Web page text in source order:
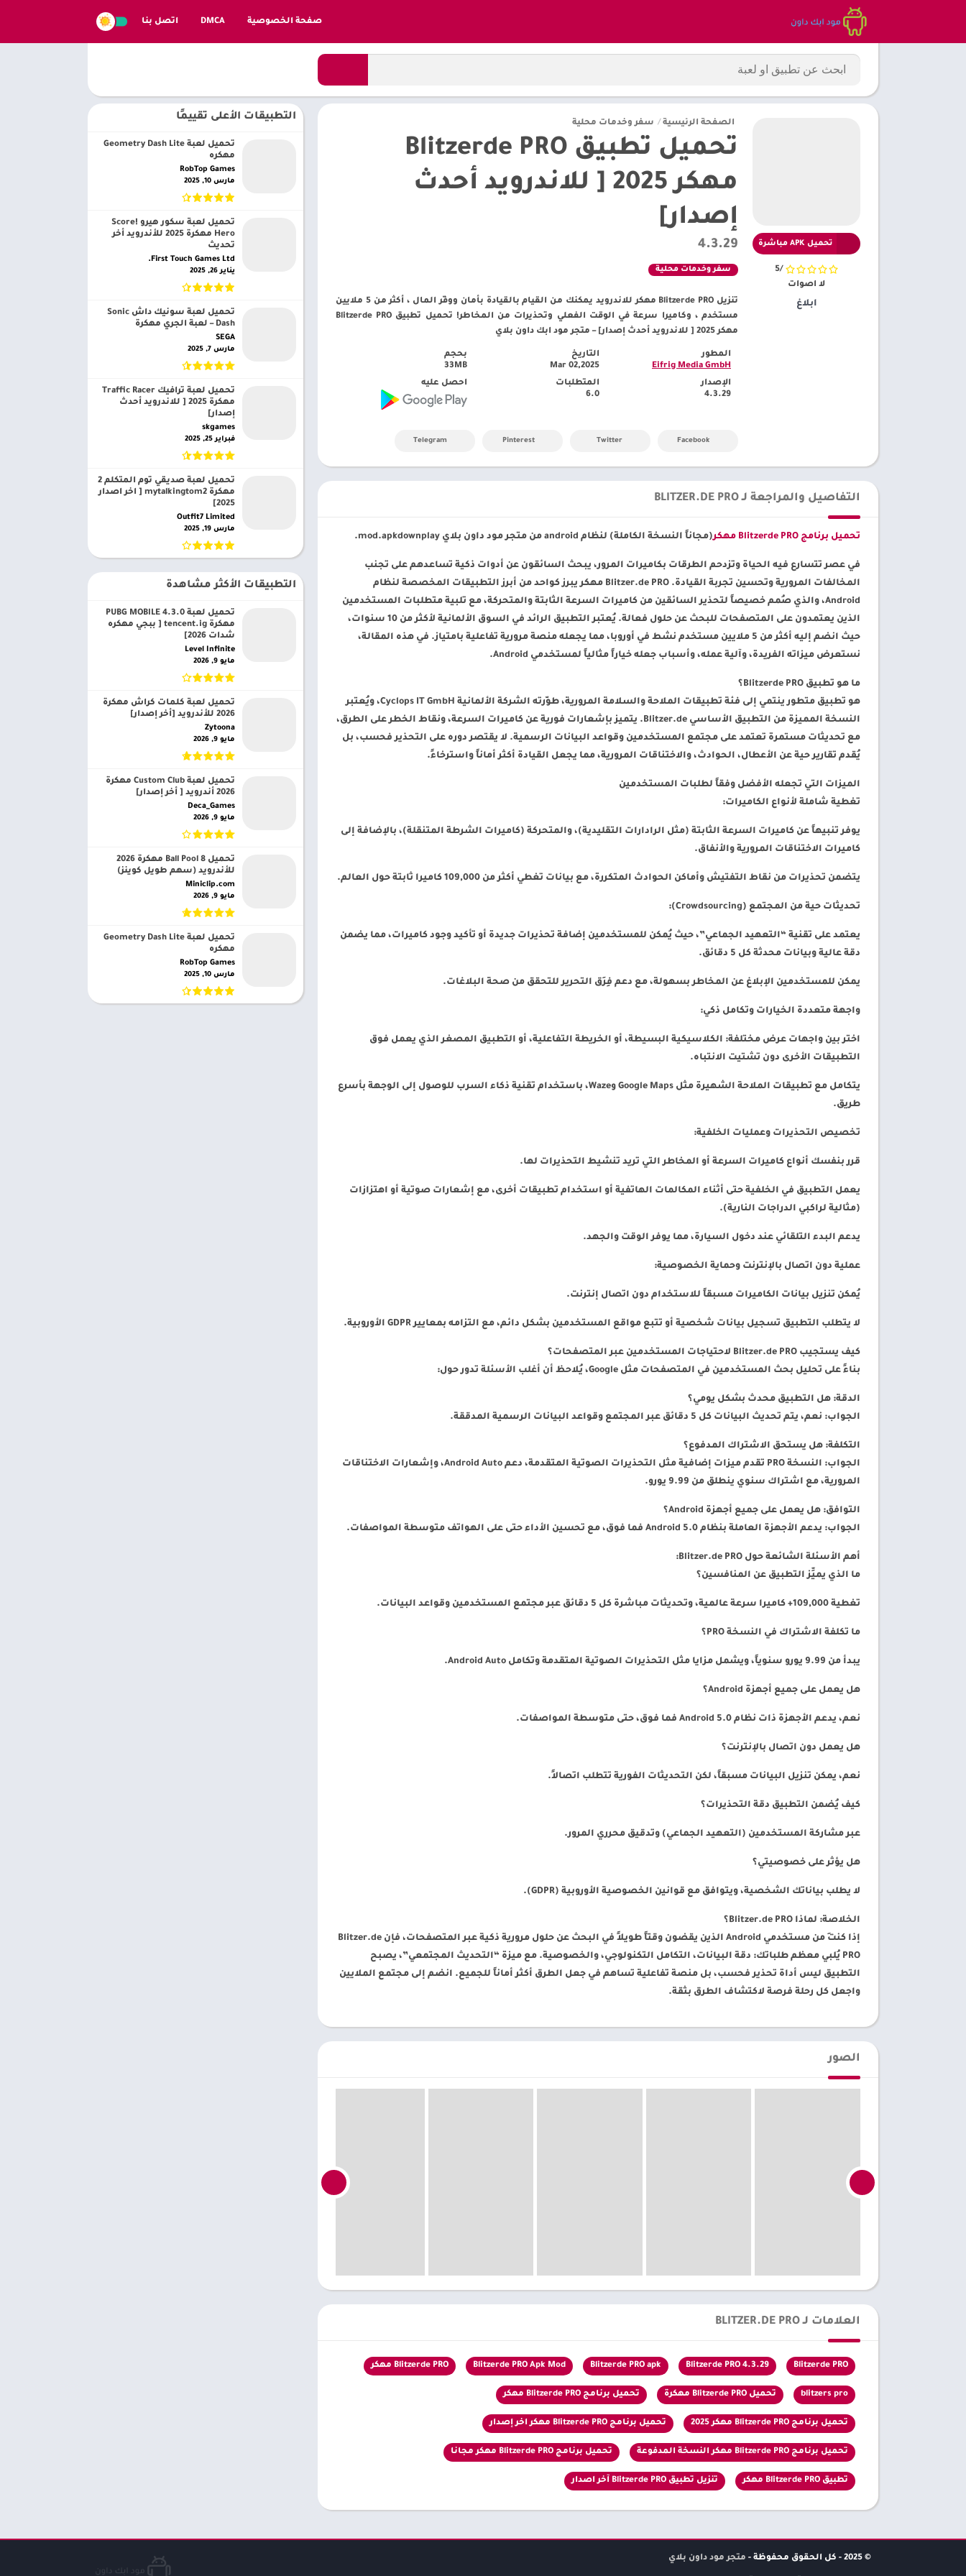
صفحة الخصوصية DMCA اتصل بنا
الصفحة الرئيسية / سفر وخدمات محلية
تحميل تطبيق Blitzerde PRO
مهكر 2025 [ للاندرويد أحدث
إصدار]
4.3.29
سفر وخدمات محلية
تنزيل Blitzerde PRO مهكر للاندرويد يمكنك من القيام بالقيادة بأمان ووفّر المال ، أكثر من 5 ملايين
مستخدم ، وكاميرا سرعة في الوقت الفعلي وتحذيرات من المخاطر! تحميل تطبيق Blitzerde PRO
مهكر 2025 [ للاندرويد أحدث إصدار] – متجر مود ابك داون بلاي
تحميل APK مباشرة
/5
لا اصوات
ابلاغ
المطور
Eifrig Media GmbH‏
التاريخ
Mar 02,2025
بحجم
33MB
الإصدار
4.3.29
المتطلبات
6.0
احصل عليه
Facebook
Twitter
Pinterest
Telegram
التفاصيل والمراجعة لـ BLITZER.DE PRO
تحميل برنامج Blitzerde PRO مهكر (مجاناً النسخة الكاملة) لنظام android من متجر مود داون بلاي mod.apkdownplay.
في عصر تتسارع فيه الحياة وتزدحم الطرقات بكاميرات المرور، يبحث السائقون عن أدوات ذكية تساعدهم على تجنب
المخالفات المرورية وتحسين تجربة القيادة. Blitzer.de PRO مهكر يبرز كواحد من أبرز التطبيقات المخصصة لنظام
Android، والذي صُمم خصيصاً لتحذير السائقين من كاميرات السرعة الثابتة والمتحركة، مع تلبية متطلبات المستخدمين
الذين يعتمدون على المتصفحات للبحث عن حلول فعالة. يُعتبر التطبيق الرائد في السوق الألمانية لأكثر من 10 سنوات،
حيث انضم إليه أكثر من 5 ملايين مستخدم نشط في أوروبا، مما يجعله منصة مرورية تفاعلية بامتياز. في هذه المقالة،
نستعرض ميزاته الفريدة، وآلية عمله، وأسباب جعله خياراً مثالياً لمستخدمي Android.
ما هو تطبيق Blitzerde PRO؟
هو تطبيق متطور ينتمي إلى فئة تطبيقات الملاحة والسلامة المرورية، طوّرته الشركة الألمانية Cyclops IT GmbH، ويُعتبر
النسخة المميزة من التطبيق الأساسي Blitzer.de. يتميز بإشعارات فورية عن كاميرات السرعة، ونقاط الخطر على الطرق،
مع تحديثات مستمرة تعتمد على مجتمع المستخدمين وقواعد البيانات الرسمية. لا يقتصر دوره على التحذير فحسب، بل
يُقدم تقارير حية عن الأعطال، الحوادث، والاختناقات المرورية، مما يجعل القيادة أكثر أماناً واسترخاءً.
الميزات التي تجعله الأفضل وفقاً لطلبات المستخدمين
تغطية شاملة لأنواع الكاميرات:
يوفر تنبيهاً عن كاميرات السرعة الثابتة (مثل الرادارات التقليدية)، والمتحركة (كاميرات الشرطة المتنقلة)، بالإضافة إلى
كاميرات الاختناقات المرورية والأنفاق.
يتضمن تحذيرات من نقاط التفتيش وأماكن الحوادث المتكررة، مع بيانات تغطي أكثر من 109,000 كاميرا ثابتة حول العالم.
تحديثات حية من المجتمع (Crowdsourcing):
يعتمد على تقنية “التعهيد الجماعي”، حيث يُمكن للمستخدمين إضافة تحذيرات جديدة أو تأكيد وجود كاميرات، مما يضمن
دقة عالية وبيانات محدثة كل 5 دقائق.
يمكن للمستخدمين الإبلاغ عن المخاطر بسهولة، مع دعم فِرَق التحرير للتحقق من صحة البلاغات.
واجهة متعددة الخيارات وتكامل ذكي:
اختر بين واجهات عرض مختلفة: الكلاسيكية البسيطة، أو الخريطة التفاعلية، أو التطبيق المصغر الذي يعمل فوق
التطبيقات الأخرى دون تشتيت الانتباه.
يتكامل مع تطبيقات الملاحة الشهيرة مثل Google Maps وWaze، باستخدام تقنية ذكاء السرب للوصول إلى الوجهة بأسرع
طريق.
تخصيص التحذيرات وعمليات الخلفية:
قرر بنفسك أنواع كاميرات السرعة أو المخاطر التي تريد تنشيط التحذيرات لها.
يعمل التطبيق في الخلفية حتى أثناء المكالمات الهاتفية أو استخدام تطبيقات أخرى، مع إشعارات صوتية أو اهتزازات
(مثالية لراكبي الدراجات النارية).
يدعم البدء التلقائي عند دخول السيارة، مما يوفر الوقت والجهد.
عملية دون اتصال بالإنترنت وحماية الخصوصية:
يُمكن تنزيل بيانات الكاميرات مسبقاً للاستخدام دون اتصال إنترنت.
لا يتطلب التطبيق تسجيل بيانات شخصية أو تتبع مواقع المستخدمين بشكل دائم، مع التزامه بمعايير GDPR الأوروبية.
كيف يستجيب Blitzer.de PRO لاحتياجات المستخدمين عبر المتصفحات؟
بناءً على تحليل بحث المستخدمين في المتصفحات مثل Google، يُلاحظ أن أغلب الأسئلة تدور حول:
الدقة: هل التطبيق محدث بشكل يومي؟
الجواب: نعم، يتم تحديث البيانات كل 5 دقائق عبر المجتمع وقواعد البيانات الرسمية المدققة.
التكلفة: هل يستحق الاشتراك المدفوع؟
الجواب: النسخة PRO تقدم ميزات إضافية مثل التحذيرات الصوتية المتقدمة، دعم Android Auto، وإشعارات الاختناقات
المرورية، مع اشتراك سنوي ينطلق من 9.99 يورو.
التوافق: هل يعمل على جميع أجهزة Android؟
الجواب: يدعم الأجهزة العاملة بنظام Android 5.0 فما فوق، مع تحسين الأداء حتى على الهواتف متوسطة المواصفات.
أهم الأسئلة الشائعة حول Blitzer.de PRO:
ما الذي يميِّز التطبيق عن المنافسين؟
تغطية 109,000+ كاميرا سرعة عالمية، وتحديثات مباشرة كل 5 دقائق عبر مجتمع المستخدمين وقواعد البيانات.
ما تكلفة الاشتراك في النسخة PRO؟
يبدأ من 9.99 يورو سنوياً، ويشمل مزايا مثل التحذيرات الصوتية المتقدمة وتكامل Android Auto.
هل يعمل على جميع أجهزة Android؟
نعم، يدعم الأجهزة ذات نظام Android 5.0 فما فوق، حتى متوسطة المواصفات.
هل يعمل دون اتصال بالإنترنت؟
نعم، يمكن تنزيل البيانات مسبقاً، لكن التحديثات الفورية تتطلب اتصالاً.
كيف يُضمن التطبيق دقة التحذيرات؟
عبر مشاركة المستخدمين (التعهيد الجماعي) وتدقيق محرري المرور.
هل يؤثر على خصوصيتي؟
لا يطلب بياناتك الشخصية، ويتوافق مع قوانين الخصوصية الأوروبية (GDPR).
الخلاصة: لماذا Blitzer.de PRO؟
إذا كنتَ من مستخدمي Android الذين يقضون وقتاً طويلاً في البحث عن حلول مرورية ذكية عبر المتصفحات، فإن Blitzer.de
PRO يُلبي معظم طلباتك: دقة البيانات، التكامل التكنولوجي، والخصوصية. مع ميزة “التحديث المجتمعي”، يصبح
التطبيق ليس أداة تحذير فحسب، بل منصة تفاعلية تساهم في جعل الطرق أكثر أماناً للجميع. انضم إلى مجتمع الملايين
واجعل كل رحلة فرصة لاكتشاف الطرق بثقة.
الصور
العلامات لـ BLITZER.DE PRO
Blitzerde PRO
Blitzerde PRO 4.3.29
Blitzerde PRO apk
Blitzerde PRO Apk Mod Blitzerde PRO مهكر
blitzers pro تحميل Blitzerde PRO مهكرة تحميل برنامج Blitzerde PRO مهكر
تحميل برنامج Blitzerde PRO مهكر 2025 تحميل برنامج Blitzerde PRO مهكر اخر إصدار
تحميل برنامج Blitzerde PRO مهكر النسخة المدفوعة تحميل برنامج Blitzerde PRO مهكر مجانا
تطبيق Blitzerde PRO مهكر تنزيل تطبيق Blitzerde PRO آخر اصدار
التطبيقات الأعلى تقييمًا
تحميل لعبة Geometry Dash Lite
مهكره
RobTop Games‏
مارس 10, 2025
تحميل لعبة سكور هيرو Score!
Hero مهكرة 2025 للأندرويد أخر
تحديث
First Touch Games Ltd.‏
يناير 26, 2025
تحميل لعبة سونيك داش Sonic
Dash – لعبة الجري مهكرة
SEGA‏
مارس 7, 2025
تحميل لعبة ترافيك Traffic Racer
مهكرة 2025 [ للاندرويد أحدث
إصدار]
skgames‏
فبراير 25, 2025
تحميل لعبة صديقي توم المتكلم 2
مهكرة mytalkingtom2 [ اخر اصدار
2025]
Outfit7 Limited‏
مارس 19, 2025
التطبيقات الأكثر مشاهدة
تحميل لعبة PUBG MOBILE 4.3.0
مهكرة tencent.ig [ ببجي مهكره
شدات 2026]
Level Infinite‏
مايو 9, 2026
تحميل لعبة كلمات كراش مهكرة
2026 للأندرويد [أخر إصدار]
Zytoona‏
مايو 9, 2026
تحميل لعبة Custom Club مهكرة
2026 أندرويد [ أخر إصدار]
Deca_Games‏
مايو 9, 2026
تحميل 8 Ball Pool مهكرة 2026
للأندرويد (سهم طويل كوينز)
Miniclip.com‏
مايو 9, 2026
تحميل لعبة Geometry Dash Lite
مهكره
RobTop Games‏
مارس 10, 2025
© 2025 - كل الحقوق محفوظة - متجر مود داون بلاي